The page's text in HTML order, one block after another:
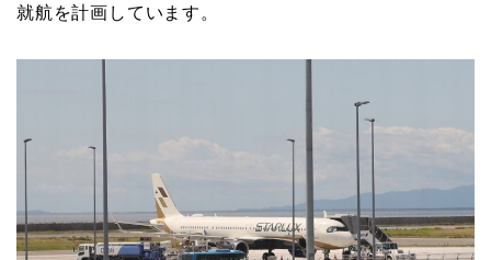
就航を計画しています。